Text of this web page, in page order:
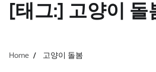
[태그:] 고양이 돌
Home 고양이 돌봄